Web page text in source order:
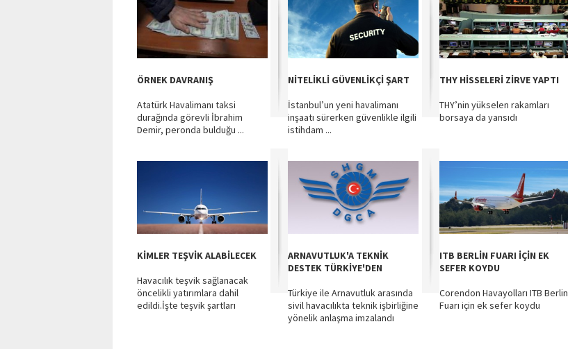
ÖRNEK DAVRANIŞ
Atatürk Havalimanı taksi
durağında görevli İbrahim
Demir, peronda bulduğu ...
NİTELİKLİ GÜVENLİKÇİ ŞART
İstanbul’un yeni havalimanı
inşaatı sürerken güvenlikle ilgili
istihdam ...
THY HİSSELERİ ZİRVE YAPTI
THY’nin yükselen rakamları
borsaya da yansıdı
KİMLER TEŞVİK ALABİLECEK
Havacılık teşvik sağlanacak
öncelikli yatırımlara dahil
edildi.İşte teşvik şartları
ARNAVUTLUK'A TEKNİK
DESTEK TÜRKİYE'DEN
Türkiye ile Arnavutluk arasında
sivil havacılıkta teknik işbirliğine
yönelik anlaşma imzalandı
ITB BERLİN FUARI İÇİN EK
SEFER KOYDU
Corendon Havayolları ITB Berlin
Fuarı için ek sefer koydu